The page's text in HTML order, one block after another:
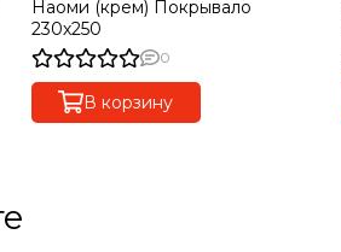
Наоми (крем) Покрывало
230х250
0
В корзину